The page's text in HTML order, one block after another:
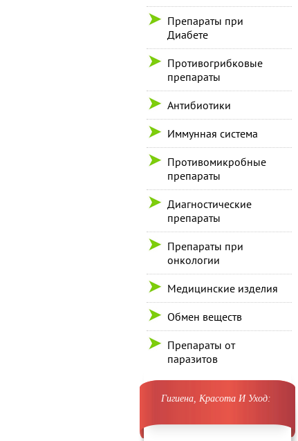
Препараты при
Диабете
Противогрибковые
препараты
Антибиотики
Иммунная система
Противомикробные
препараты
Диагностические
препараты
Препараты при
онкологии
Медицинские изделия
Обмен веществ
Препараты от
паразитов
Гигиена, Красота И Уход: